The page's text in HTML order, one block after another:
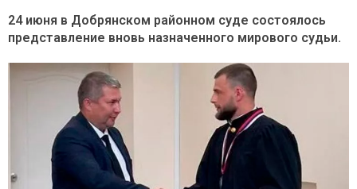
24 июня в Добрянском районном суде состоялось
представление вновь назначенного мирового судьи.